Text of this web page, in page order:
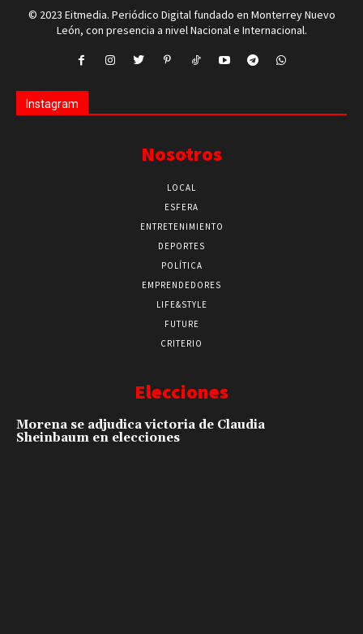
© 2023 Eitmedia. Periódico Digital fundado en Monterrey Nuevo
León, con presencia a nivel Nacional e Internacional.
Instagram
Nosotros
LOCAL
ESFERA
ENTRETENIMIENTO
DEPORTES
POLÍTICA
EMPRENDEDORES
LIFE&STYLE
FUTURE
CRITERIO
Elecciones
Morena se adjudica victoria de Claudia
Sheinbaum en elecciones